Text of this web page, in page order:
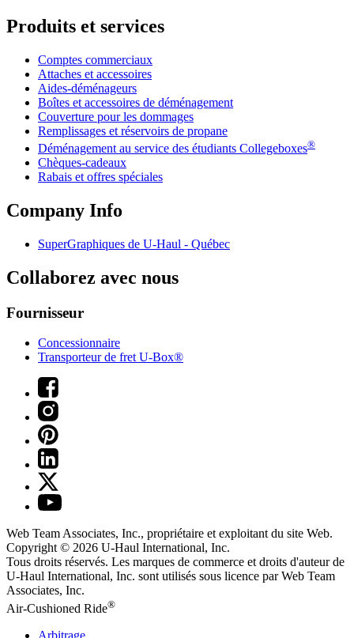
Produits et services
Comptes commerciaux
Attaches et accessoires
Aides-déménageurs
Boîtes et accessoires de déménagement
Couverture pour les dommages
Remplissages et réservoirs de propane
Déménagement au service des étudiants Collegeboxes®
Chèques-cadeaux
Rabais et offres spéciales
Company Info
SuperGraphiques de U-Haul - Québec
Collaborez avec nous
Fournisseur
Concessionnaire
Transporteur de fret U-Box®
Web Team Associates, Inc., propriétaire et exploitant du site Web.
Copyright © 2026 U-Haul International, Inc.
Tous droits réservés. Les marques de commerce et droits d'auteur de
U-Haul International, Inc. sont utilisés sous licence par Web Team
Associates, Inc.
Air-Cushioned Ride®
Arbitrage